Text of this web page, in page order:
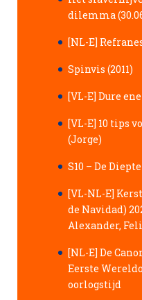
dilemma
[NL-E]
Spinvis (2011)
[VL-E] Dure
[VL-E] 10 tips
(Jorge)
S10 – De
[VL-NL-E]
de Navidad)
Alexander,
[NL-E] De
Eerste
oorlogstijd